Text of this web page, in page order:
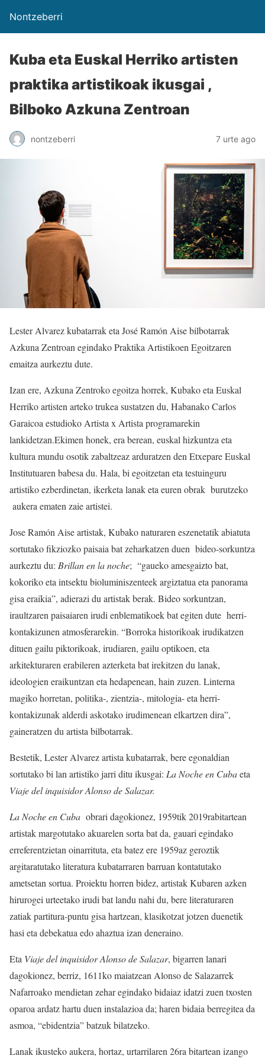
Nontzeberri
Kuba eta Euskal Herriko artisten
praktika artistikoak ikusgai ,
Bilboko Azkuna Zentroan
nontzeberri 7 urte ago
Lester Alvarez kubatarrak eta José Ramón Aise bilbotarrak
Azkuna Zentroan egindako Praktika Artistikoen Egoitzaren
emaitza aurkeztu dute.
Izan ere, Azkuna Zentroko egoitza horrek, Kubako eta Euskal
Herriko artisten arteko trukea sustatzen du, Habanako Carlos
Garaicoa estudioko Artista x Artista programarekin
lankidetzan.Ekimen honek, era berean, euskal hizkuntza eta
kultura mundu osotik zabaltzeaz arduratzen den Etxepare Euskal
Institutuaren babesa du. Hala, bi egoitzetan eta testuinguru
artistiko ezberdinetan, ikerketa lanak eta euren obrak burutzeko
aukera ematen zaie artistei.
Jose Ramón Aise artistak, Kubako naturaren eszenetatik abiatuta
sortutako fikziozko paisaia bat zeharkatzen duen bideo-sorkuntza
aurkeztu du: Brillan en la noche; “gaueko amesgaizto bat,
kokoriko eta intsektu bioluminiszenteek argiztatua eta panorama
gisa eraikia”, adierazi du artistak berak. Bideo sorkuntzan,
iraultzaren paisaiaren irudi enblematikoek bat egiten dute herri-
kontakizunen atmosferarekin. “Borroka historikoak irudikatzen
dituen gailu piktorikoak, irudiaren, gailu optikoen, eta
arkitekturaren erabileren azterketa bat irekitzen du lanak,
ideologien eraikuntzan eta hedapenean, hain zuzen. Linterna
magiko horretan, politika-, zientzia-, mitologia- eta herri-
kontakizunak alderdi askotako irudimenean elkartzen dira”,
gaineratzen du artista bilbotarrak.
Bestetik, Lester Alvarez artista kubatarrak, bere egonaldian
sortutako bi lan artistiko jarri ditu ikusgai: La Noche en Cubaeta
Viaje del inquisidor Alonso de Salazar.
La Noche en Cuba obrari dagokionez, 1959tik 2019rabitartean
artistak margotutako akuarelen sorta bat da, gauari egindako
erreferentzietan oinarrituta, eta batez ere 1959az geroztik
argitaratutako literatura kubatarraren barruan kontatutako
ametsetan sortua. Proiektu horren bidez, artistak Kubaren azken
hirurogei urteetako irudi bat landu nahi du, bere literaturaren
zatiak partitura-puntu gisa hartzean, klasikotzat jotzen duenetik
hasi eta debekatua edo ahaztua izan deneraino.
Eta Viaje del inquisidor Alonso de Salazar, bigarren lanari
dagokionez, berriz, 1611ko maiatzean Alonso de Salazarrek
Nafarroako mendietan zehar egindako bidaiaz idatzi zuen txosten
oparoa ardatz hartu duen instalazioa da; haren bidaia berregitea da
asmoa, “ebidentzia” batzuk bilatzeko.
Lanak ikusteko aukera, hortaz, urtarrilaren 26ra bitartean izango